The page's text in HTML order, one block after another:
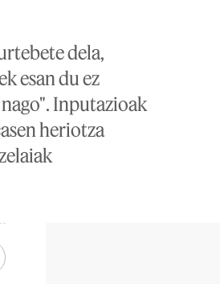
dela,
esan du ez
Inputazioak
heriotza